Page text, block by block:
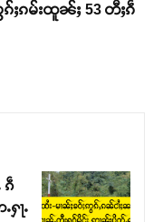
ၵ်ႈၵမ်းထူၼ်ႈ 53 တီႈၵဵ
ၵဵ
ႃႉ